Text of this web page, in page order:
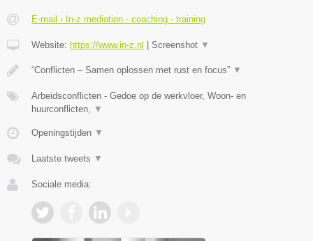
E-mail › In-z mediation - coaching - training
Website: https://www.in-z.nl Screenshot ▼
“Conflicten – Samen oplossen met rust en focus” ▼
Arbeidsconflicten - Gedoe op de werkvloer, Woon- en
huurconflicten,
▼
Openingstijden ▼
Laatste tweets ▼
Sociale media: